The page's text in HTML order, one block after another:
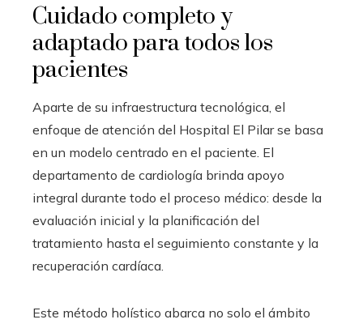
Cuidado completo y
adaptado para todos los
pacientes
Aparte de su infraestructura tecnológica, el
enfoque de atención del Hospital El Pilar se basa
en un modelo centrado en el paciente. El
departamento de cardiología brinda apoyo
integral durante todo el proceso médico: desde la
evaluación inicial y la planificación del
tratamiento hasta el seguimiento constante y la
recuperación cardíaca.
Este método holístico abarca no solo el ámbito